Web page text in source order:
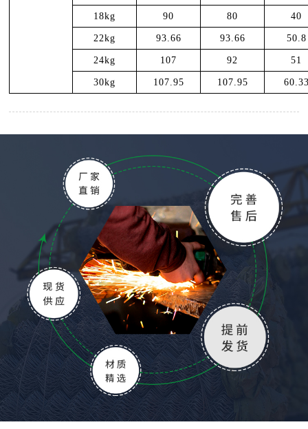
18kg 90 80 40
22kg 93.66 93.66 50.8
24kg 107 92 51
30kg 107.95 107.95